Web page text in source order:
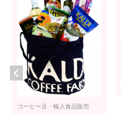
コーヒー豆・輸入食品販売